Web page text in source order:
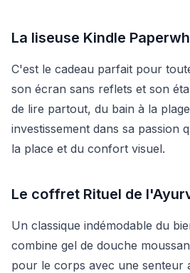
La liseuse Kindle
C'est le cadeau parfait pour
son écran sans reflets et son
de lire partout, du bain à la
investissement dans sa passion
la place et du confort visuel.
Le coffret Rituel de
Un classique indémodable du
combine gel de douche
pour le corps avec une senteur